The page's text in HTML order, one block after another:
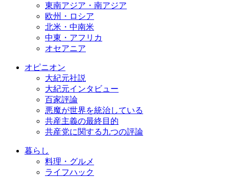
東南アジア・南アジア
欧州・ロシア
北米・中南米
中東・アフリカ
オセアニア
オピニオン
大紀元社説
大紀元インタビュー
百家評論
悪魔が世界を統治している
共産主義の最終目的
共産党に関する九つの評論
暮らし
料理・グルメ
ライフハック